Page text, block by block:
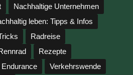
Nachhaltige Unternehmen
leben: Tipps & Infos
Radreise
Rezepte
Endurance
Verkehrswende